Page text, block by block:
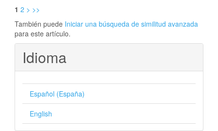
1 2 > >>
También puede Iniciar una búsqueda de similitud avanzada
para este artículo.
Idioma
Español (España)
English